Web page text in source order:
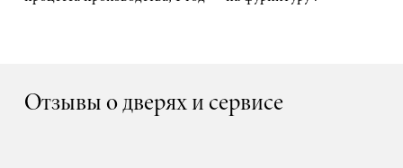
Отзывы о дверях и сервисе